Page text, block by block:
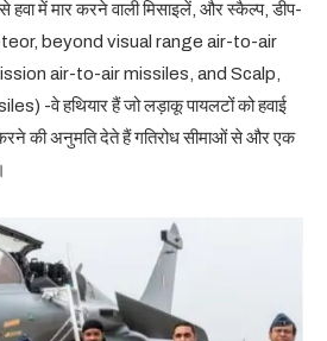
हवा में मार करने वाली मिसाइलें, और स्कैल्प, डीप-
beyond visual range air-to-air
air-to-air missiles, and Scalp,
-वे हथियार हैं जो लड़ाकू पायलटों को हवाई
की अनुमति देते हैं गतिरोध सीमाओं से और एक